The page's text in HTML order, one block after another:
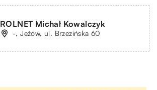
ROLNET Michał Kowalczyk
-, Jeżów, ul. Brzezińska 60